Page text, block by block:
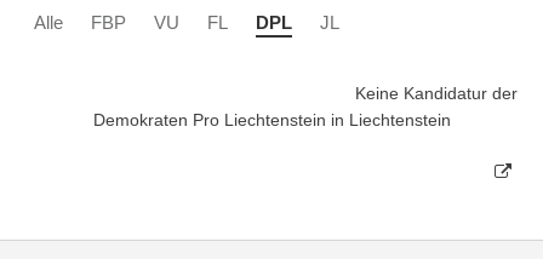
Alle FBP VU FL DPL JL
Keine Kandidatur der
Demokraten Pro Liechtenstein in Liechtenstein